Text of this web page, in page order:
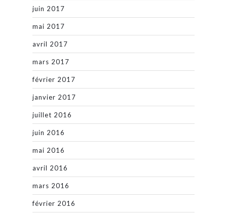
juin 2017
mai 2017
avril 2017
mars 2017
février 2017
janvier 2017
juillet 2016
juin 2016
mai 2016
avril 2016
mars 2016
février 2016